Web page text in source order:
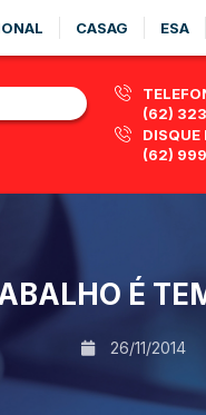
CASAG ESA
(62)
DISQUE
(62)
É
26/11/2014